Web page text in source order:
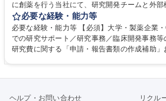
に創薬を行う当社にて、研究開発チームと外
なぐハブとして、契約・発注・予算管理などの
す。 ■見積取得、発注、検収、請求処理等の事務手続き ■委託先との定例
会議の調整・アジェンダ準備・議事録作成 ■研
SOP等の整備・版管理・保管 ■研究開発の進捗
集職種 研究事務【フルリモート・時短勤務可】
必要な経験・能力等
必要な経験・能力等 【必須】大学・製薬企業
での研究サポート／研究事務／臨床開発事務
研究費に関する「申請・報告書類の作成補助
ヘルプ・お問い合わせ リクル